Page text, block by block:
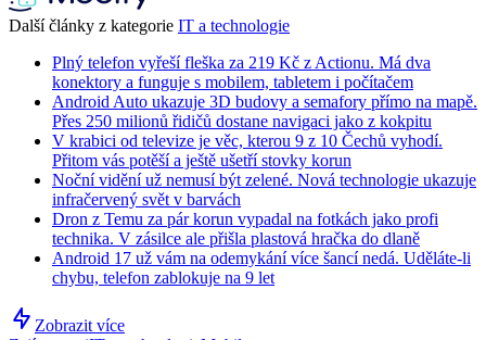
Další články z kategorie IT a technologie
Plný telefon vyřeší fleška za 219 Kč z Actionu. Má dva
konektory a funguje s mobilem, tabletem i počítačem
Android Auto ukazuje 3D budovy a semafory přímo na mapě.
Přes 250 milionů řidičů dostane navigaci jako z kokpitu
V krabici od televize je věc, kterou 9 z 10 Čechů vyhodí.
Přitom vás potěší a ještě ušetří stovky korun
Noční vidění už nemusí být zelené. Nová technologie ukazuje
infračervený svět v barvách
Dron z Temu za pár korun vypadal na fotkách jako profi
technika. V zásilce ale přišla plastová hračka do dlaně
Android 17 už vám na odemykání více šancí nedá. Uděláte-li
chybu, telefon zablokuje na 9 let
Zobrazit více